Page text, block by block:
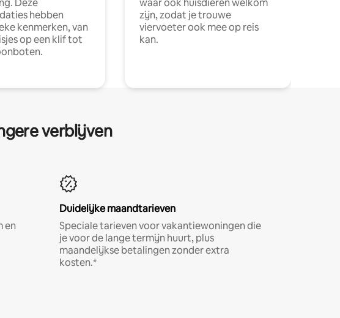
Deze
hebben
kenmerken, van
op een klif tot
waar ook huisdieren welkom
zijn, zodat je trouwe
viervoeter ook mee op reis
kan.
verblijven
en
Duidelijke maandtarieven
Speciale tarieven voor vakantiewoningen die
je voor de lange termijn huurt, plus
maandelijkse betalingen zonder extra
kosten.*